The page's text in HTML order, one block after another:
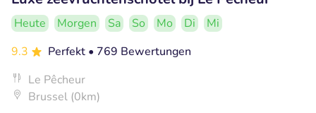
Heute Morgen Sa So Mo Di
Mi
9.3
Perfekt • 769 Bewertungen
Le Pêcheur
Brussel (0km)